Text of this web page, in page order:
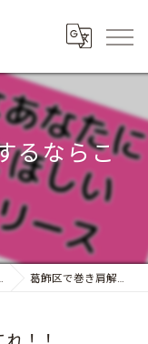
るならこ
葛飾区で巻き肩解消するならこれ！！